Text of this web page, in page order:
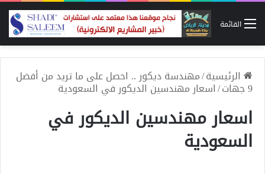
القائمة
الرئيسية/مهندسة ديكور .. احصل على ما تريد من أفضل
9 جهات /اسعار مهندسين الديكور في السعودية
اسعار مهندسين الديكور في
السعودية